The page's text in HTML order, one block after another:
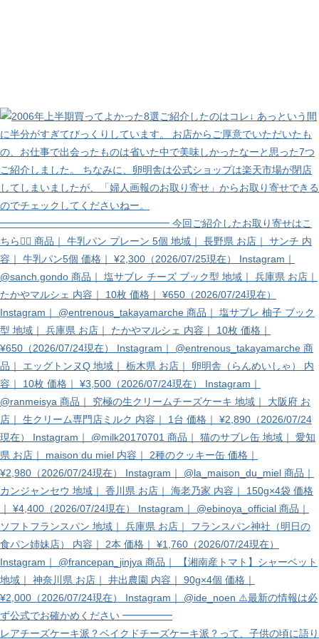
レアチーズケーキ派？ベイクドチーズケーキ派？って、子供の頃に語り